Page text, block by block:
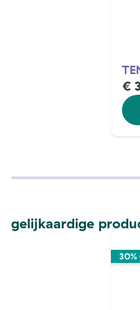
€
gelijkaardige
30%